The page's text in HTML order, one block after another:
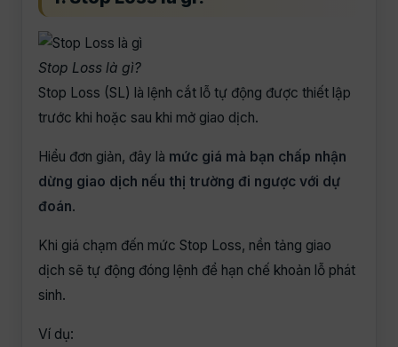
Stop Loss là gì?
Stop Loss (SL) là lệnh cắt lỗ tự động được thiết lập
trước khi hoặc sau khi mở giao dịch.
Hiểu đơn giản, đây là mức giá mà bạn chấp nhận
dừng giao dịch nếu thị trường đi ngược với dự
đoán.
Khi giá chạm đến mức Stop Loss, nền tảng giao
dịch sẽ tự động đóng lệnh để hạn chế khoản lỗ phát
sinh.
Ví dụ: